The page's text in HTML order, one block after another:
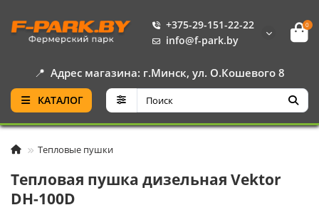
+375-29-151-22-22
info@f-park.by
0
📍 Адрес магазина: г.Минск, ул. О.Кошевого 8
КАТАЛОГ
Тепловые пушки
Тепловая пушка дизельная Vektor
DH-100D